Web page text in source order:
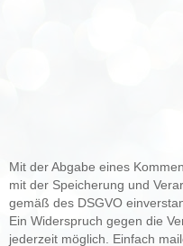
Mit der Abgabe eines
mit der Speicherung und
gemäß des DSGVO
Ein Widerspruch gegen die
jederzeit möglich. Einfach